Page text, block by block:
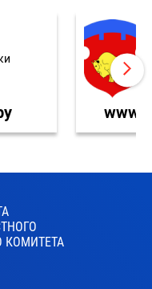
КОМИТЕТА